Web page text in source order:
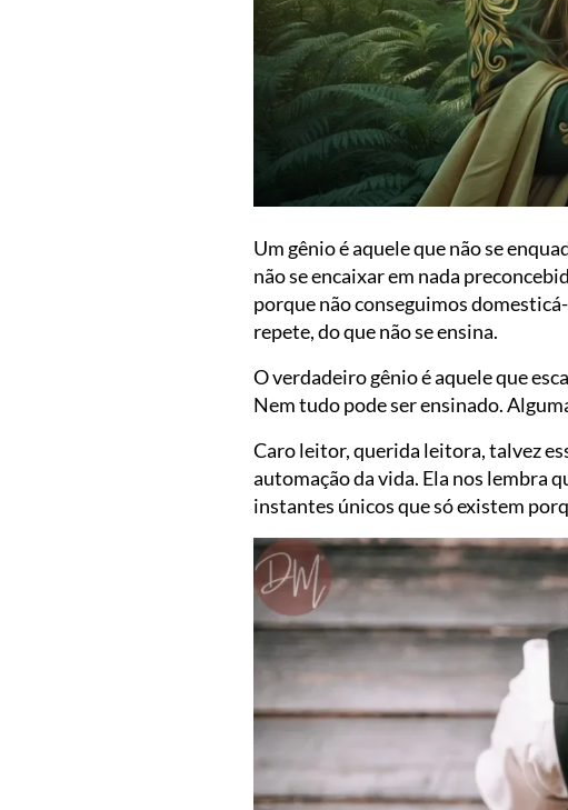
Um gênio é aquele que não se
não se encaixar em nada
porque não conseguimos
repete, do que não se ensina.
O verdadeiro gênio é aquele que
Nem tudo pode ser ensinado.
Caro leitor, querida leitora, talvez
automação da vida. Ela nos lembra
instantes únicos que só existem